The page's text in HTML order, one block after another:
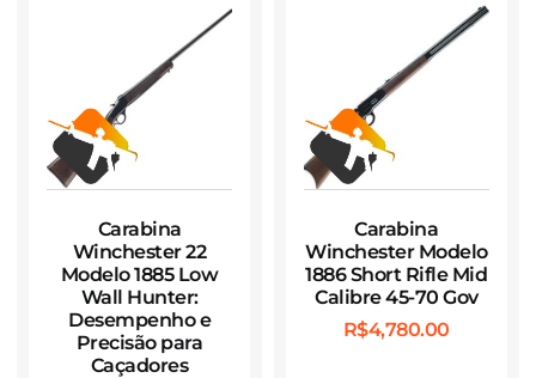
Carabina
Winchester 22
Modelo 1885 Low
Wall Hunter:
Desempenho e
Precisão para
Caçadores
Carabina
Winchester Modelo
1886 Short Rifle Mid
Calibre 45-70 Gov
R$4,780.00